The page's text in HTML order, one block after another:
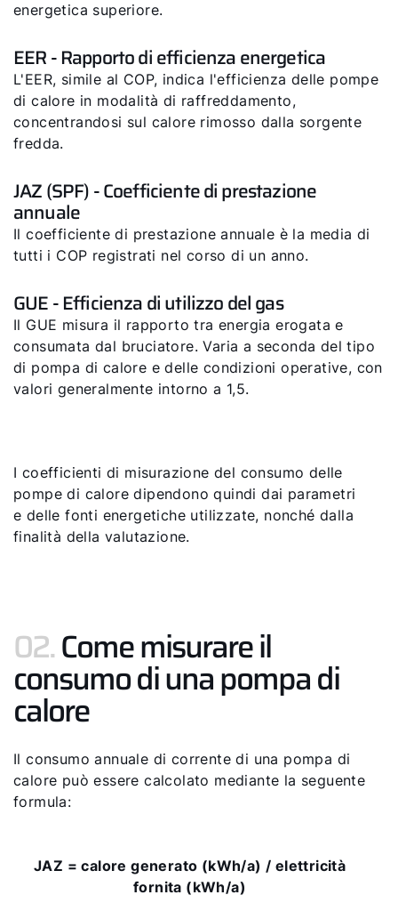
energetica superiore.
EER - Rapporto di efficienza energetica
L'EER, simile al COP, indica l'efficienza delle pompe
di calore in modalità di raffreddamento,
concentrandosi sul calore rimosso dalla sorgente
fredda.
JAZ (SPF) - Coefficiente di prestazione
annuale
Il coefficiente di prestazione annuale è la media di
tutti i COP registrati nel corso di un anno.
GUE - Efficienza di utilizzo del gas
Il GUE misura il rapporto tra energia erogata e
consumata dal bruciatore. Varia a seconda del tipo
di pompa di calore e delle condizioni operative, con
valori generalmente intorno a 1,5.
I coefficienti di misurazione del consumo delle
pompe di calore dipendono quindi dai parametri
e delle fonti energetiche utilizzate, nonché dalla
finalità della valutazione.
02.Come misurare il
consumo di una pompa di
calore
Il consumo annuale di corrente di una pompa di
calore può essere calcolato mediante la seguente
formula:
JAZ = calore generato (kWh/a) / elettricità
fornita (kWh/a)